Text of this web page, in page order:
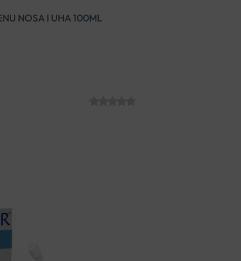
NOSA I UHA 100ML
ISOMAR SPREJ
Izotonična otopina čiste morske
vlaženjem i čišćenjem od